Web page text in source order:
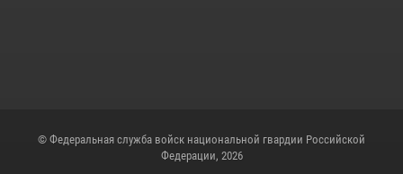
© Федеральная служба войск национальной гвардии Российской
Федерации, 2026